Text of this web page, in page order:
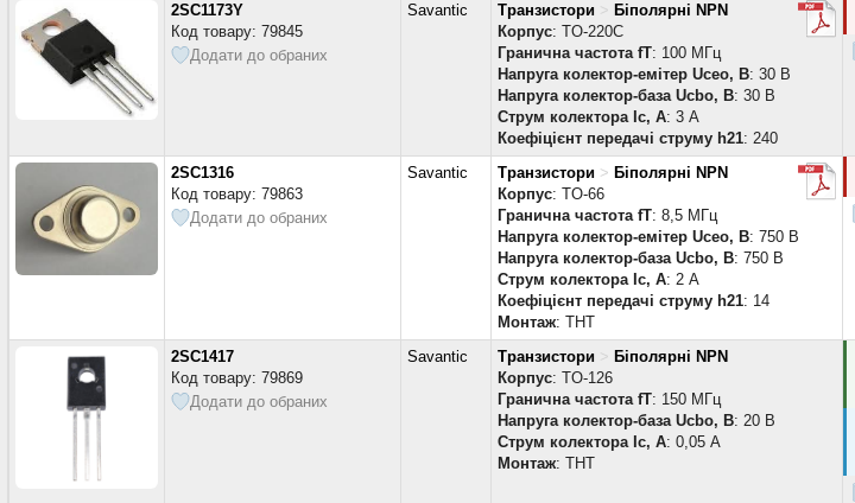
2SC1173Y
Код товару: 79845
Додати до обраних
Savantic Транзистори > Біполярні NPN
Корпус: TO-220C
Гранична частота fT: 100 МГц
Напруга колектор-емітер Uceo, В: 30 В
Напруга колектор-база Ucbo, В: 30 В
Струм колектора Ic, А: 3 А
Коефіцієнт передачі струму h21: 240
2SC1316
Код товару: 79863
Додати до обраних
Savantic Транзистори > Біполярні NPN
Корпус: TO-66
Гранична частота fT: 8,5 МГц
Напруга колектор-емітер Uceo, В: 750 В
Напруга колектор-база Ucbo, В: 750 В
Струм колектора Ic, А: 2 А
Коефіцієнт передачі струму h21: 14
Монтаж: THT
2SC1417
Код товару: 79869
Додати до обраних
Savantic Транзистори > Біполярні NPN
Корпус: TO-126
Гранична частота fT: 150 МГц
Напруга колектор-база Ucbo, В: 20 В
Струм колектора Ic, А: 0,05 А
Монтаж: THT